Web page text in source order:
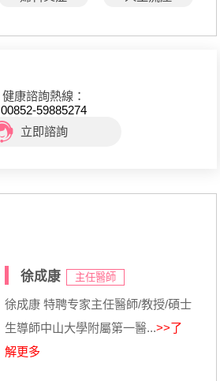
健康諮詢熱線：
00852-59885274
立即諮詢
徐成康 主任醫師
徐成康 特聘专家主任醫師/教授/碩士
生導師中山大學附屬第一醫...>>了
解更多